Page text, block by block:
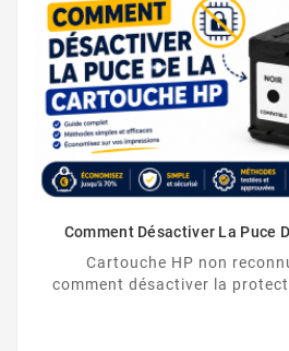
Comment Désactiver La Puce
Cartouche HP non
comment désactiver la